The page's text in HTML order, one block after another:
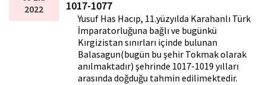
2022
1017-1077
Yusuf Has Hacıp, 11.yüzyılda Karahanlı Türk
İmparatorluğuna bağlı ve bugünkü
Kırgizistan sınırları içinde bulunan
Balasagun(bugün bu şehir Tokmak olarak
anılmaktadır) şehrinde 1017-1019 yılları
arasında doğduğu tahmin edilimektedir.